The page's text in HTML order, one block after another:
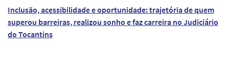
Inclusão, acessibilidade e oportunidade: trajetória de quem
superou barreiras, realizou sonho e faz carreira no Judiciário
do Tocantins